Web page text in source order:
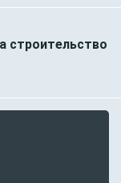
строительство